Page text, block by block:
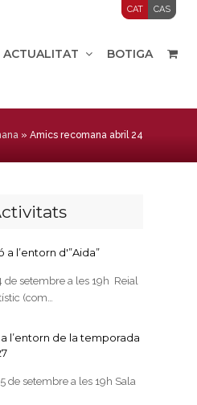
CAT CAS
ACTUALITAT BOTIGA
» Amics recomana abril 24
a l’entorn d'”Aida”
de setembre a les 19h Reial
(com…
a l’entorn de la temporada
de setembre a les 19h Sala